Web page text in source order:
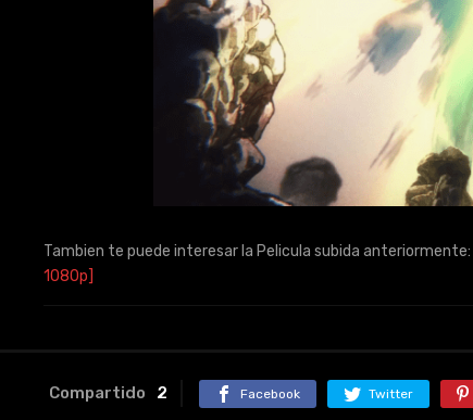
Tambien te puede interesar la Pelicula subida anteriormente:
1080p]
Compartido 2 Facebook Twitter